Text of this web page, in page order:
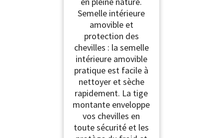
Semelle intérieure
amovible et
protection des
chevilles : la semelle
intérieure amovible
pratique est facile à
nettoyer et sèche
rapidement. La tige
montante enveloppe
vos chevilles en
toute sécurité et les